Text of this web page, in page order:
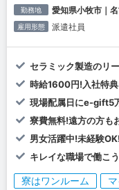
勤務地 愛知県小牧市｜
雇用形態 派遣社員
セラミック製造のリ
時給1600円!入社特
現場配属日にe-gift5
寮費無料!遠方の方も
男女活躍中!未経験
キレイな職場で働こ
寮はワンルーム